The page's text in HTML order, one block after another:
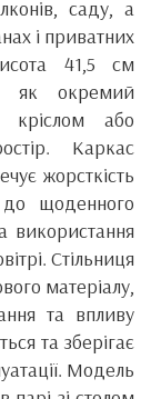
саду, а
і приватних
41,5 см
як окремий
кріслом або
Каркас
жорсткість
до щоденного
використання
Стільниця
матеріалу,
та впливу
та зберігає
Модель